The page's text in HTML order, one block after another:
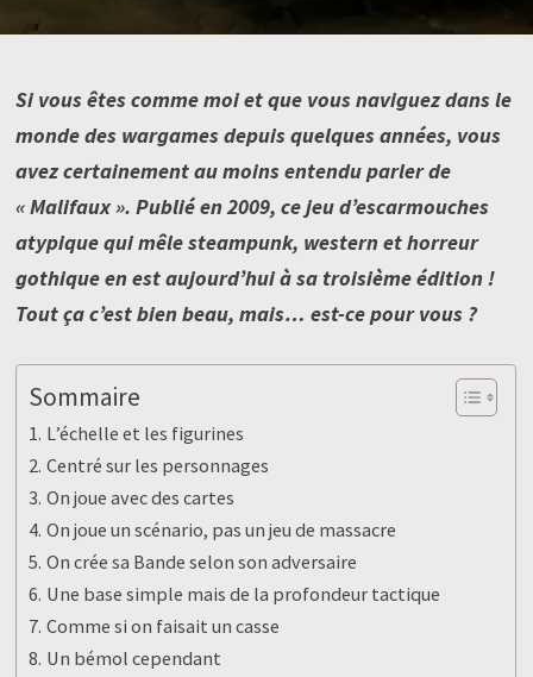
Si vous êtes comme moi et que vous naviguez dans le
monde des wargames depuis quelques années, vous
avez certainement au moins entendu parler de
« Malifaux ». Publié en 2009, ce jeu d’escarmouches
atypique qui mêle steampunk, western et horreur
gothique en est aujourd’hui à sa troisième édition !
Tout ça c’est bien beau, mais… est-ce pour vous ?
Sommaire
L’échelle et les figurines
Centré sur les personnages
On joue avec des cartes
On joue un scénario, pas un jeu de massacre
On crée sa Bande selon son adversaire
Une base simple mais de la profondeur tactique
Comme si on faisait un casse
Un bémol cependant